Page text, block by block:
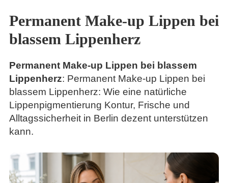
Permanent Make-up Lippen bei
blassem Lippenherz
Permanent Make-up Lippen bei blassem
Lippenherz: Permanent Make-up Lippen bei
blassem Lippenherz: Wie eine natürliche
Lippenpigmentierung Kontur, Frische und
Alltagssicherheit in Berlin dezent unterstützen
kann.